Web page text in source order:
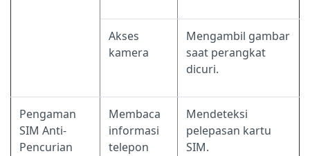
Akses
kamera
Mengambil gambar
saat perangkat
dicuri.
Pengaman
SIM Anti-
Pencurian
Membaca
informasi
telepon
Mendeteksi
pelepasan kartu
SIM.